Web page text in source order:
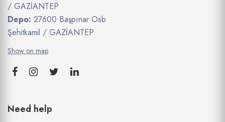
/ GAZİANTEP
Depo: 27600 Başpınar Osb
Şehitkamil / GAZİANTEP
Show on map
Need help